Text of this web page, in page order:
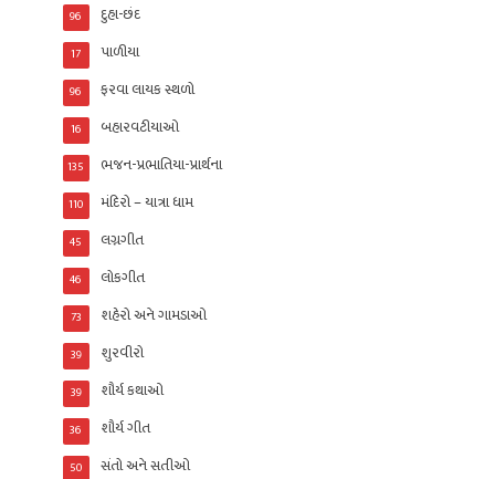
દુહા-છંદ
96
પાળીયા
17
ફરવા લાયક સ્થળો
96
બહારવટીયાઓ
16
ભજન-પ્રભાતિયા-પ્રાર્થના
135
મંદિરો – યાત્રા ધામ
110
લગ્નગીત
45
લોકગીત
46
શહેરો અને ગામડાઓ
73
શુરવીરો
39
શૌર્ય કથાઓ
39
શૌર્ય ગીત
36
સંતો અને સતીઓ
50